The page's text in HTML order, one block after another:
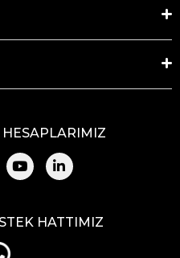
HESAPLARIMIZ
HATTIMIZ